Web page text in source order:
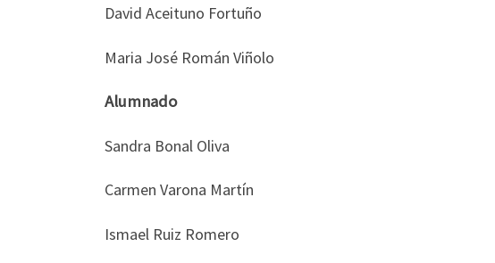
David Aceituno Fortuño
Maria José Román Viñolo
Alumnado
Sandra Bonal Oliva
Carmen Varona Martín
Ismael Ruiz Romero